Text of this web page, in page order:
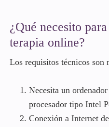
¿Qué necesito para realizar una
terapia online?
Los requisitos técnicos son
Necesita un
procesador tipo Intel
Conexión a Internet